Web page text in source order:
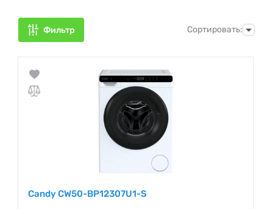
Фильтр Сортировать:
Candy CW50-BP12307U1-S